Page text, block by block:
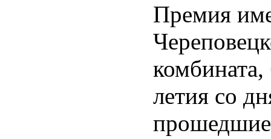
Премия
летия со
прошедшие